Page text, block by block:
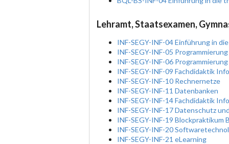
Lehramt, Staatsexamen,
INF-SEGY-INF-04 Einführung in
INF-SEGY-INF-05 Programmierung
INF-SEGY-INF-06
INF-SEGY-INF-09 Fachdidaktik
INF-SEGY-INF-10 Rechnernetze
INF-SEGY-INF-11 Datenbanken
INF-SEGY-INF-14 Fachdidaktik
INF-SEGY-INF-17 Datenschutz
INF-SEGY-INF-19 Blockpraktikum
INF-SEGY-INF-20
INF-SEGY-INF-21 eLearning